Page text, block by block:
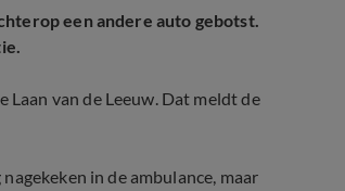
een andere auto gebotst.
van de Leeuw. Dat meldt de
in de ambulance, maar